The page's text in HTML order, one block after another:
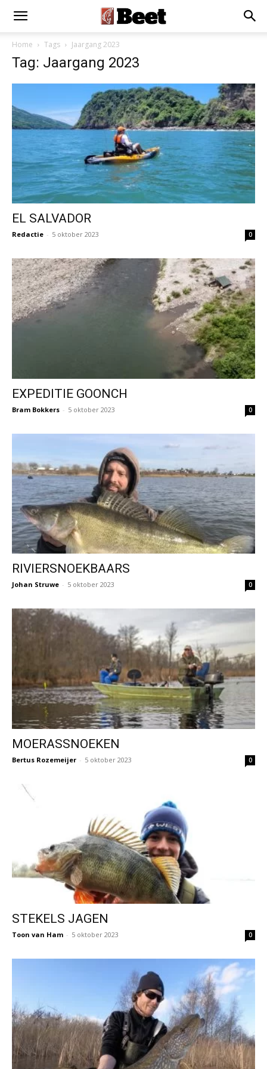
Home Tags Jaargang 2023
Tag: Jaargang 2023
EL SALVADOR
Redactie - 5 oktober 2023 0
EXPEDITIE GOONCH
Bram Bokkers - 5 oktober 2023 0
RIVIERSNOEKBAARS
Johan Struwe - 5 oktober 2023 0
MOERASSNOEKEN
Bertus Rozemeijer - 5 oktober 2023 0
STEKELS JAGEN
Toon van Ham - 5 oktober 2023 0